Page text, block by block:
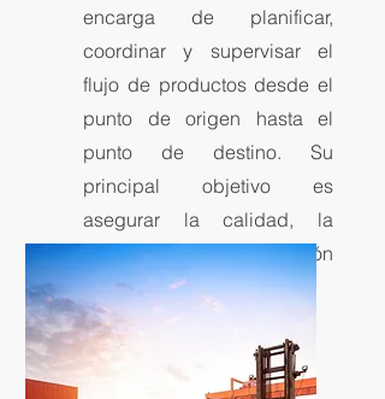
encarga de planificar,
coordinar y supervisar el
flujo de productos desde el
punto de origen hasta el
punto de destino. Su
principal objetivo es
asegurar la calidad, la
eficiencia y la satisfacción
del cliente.